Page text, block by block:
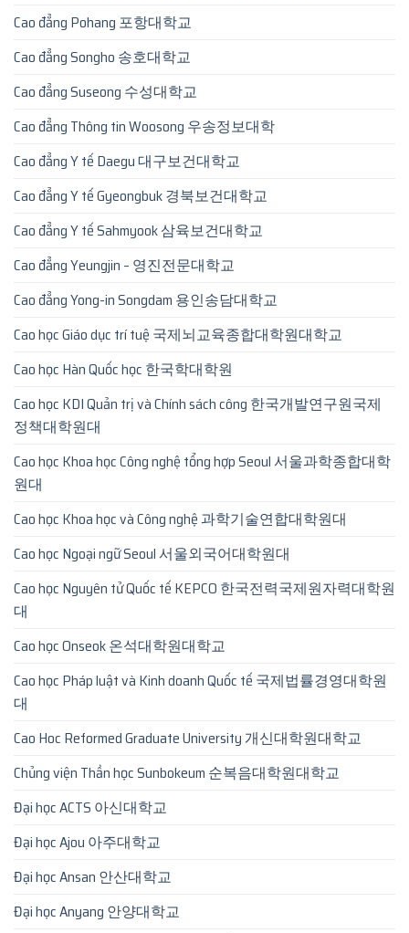
Cao đẳng Pohang 포항대학교
Cao đẳng Songho 송호대학교
Cao đẳng Suseong 수성대학교
Cao đẳng Thông tin Woosong 우송정보대학
Cao đẳng Y tế Daegu 대구보건대학교
Cao đẳng Y tế Gyeongbuk 경북보건대학교
Cao đẳng Y tế Sahmyook 삼육보건대학교
Cao đẳng Yeungjin – 영진전문대학교
Cao đẳng Yong-in Songdam 용인송담대학교
Cao học Giáo dục trí tuệ 국제뇌교육종합대학원대학교
Cao học Hàn Quốc học 한국학대학원
Cao học KDI Quản trị và Chính sách công 한국개발연구원국제
정책대학원대
Cao học Khoa học Công nghệ tổng hợp Seoul 서울과학종합대학
원대
Cao học Khoa học và Công nghệ 과학기술연합대학원대
Cao học Ngoại ngữ Seoul 서울외국어대학원대
Cao học Nguyên tử Quốc tế KEPCO 한국전력국제원자력대학원
대
Cao học Onseok 온석대학원대학교
Cao học Pháp luật và Kinh doanh Quốc tế 국제법률경영대학원
대
Cao Hoc Reformed Graduate University 개신대학원대학교
Chủng viện Thần học Sunbokeum 순복음대학원대학교
Đại học ACTS 아신대학교
Đại học Ajou 아주대학교
Đại học Ansan 안산대학교
Đại học Anyang 안양대학교